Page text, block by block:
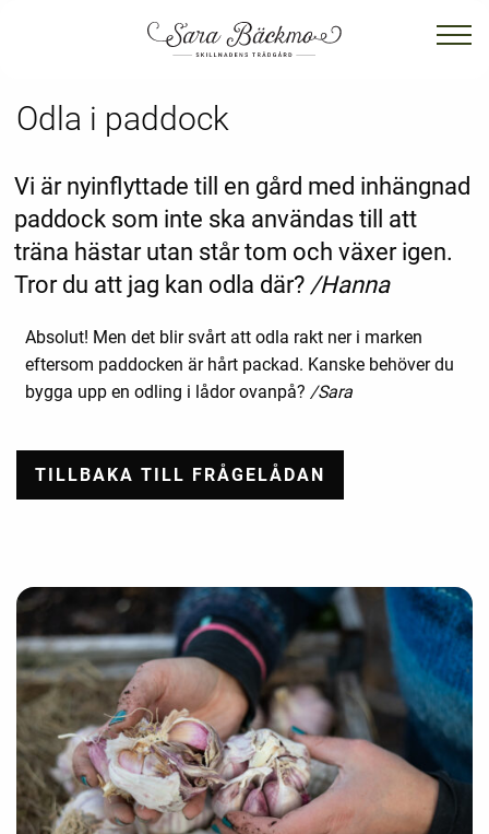
Odla i paddock
Vi är nyinflyttade till en gård med inhängnad
paddock som inte ska användas till att
träna hästar utan står tom och växer igen.
Tror du att jag kan odla där? /Hanna
Absolut! Men det blir svårt att odla rakt ner i marken
eftersom paddocken är hårt packad. Kanske behöver du
bygga upp en odling i lådor ovanpå? /Sara